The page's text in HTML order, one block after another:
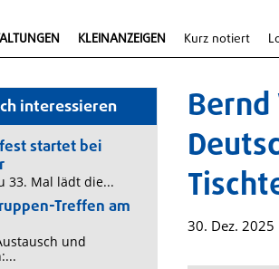
KLEINANZEIGEN Kurz notiert
interessieren
startet bei
33. Mal lädt die...
Treffen am
und
30. Dez. 2025